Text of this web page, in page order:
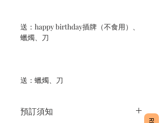
送：happy birthday插牌（不食用）、
蠟燭、刀
送：蠟燭、刀
預訂須知